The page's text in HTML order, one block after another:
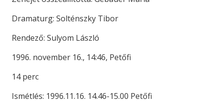
Dramaturg: Solténszky Tibor
Rendező: Sulyom László
1996. november 16., 14:46, Petőfi
14 perc
Ismétlés: 1996.11.16. 14.46-15.00 Petőfi